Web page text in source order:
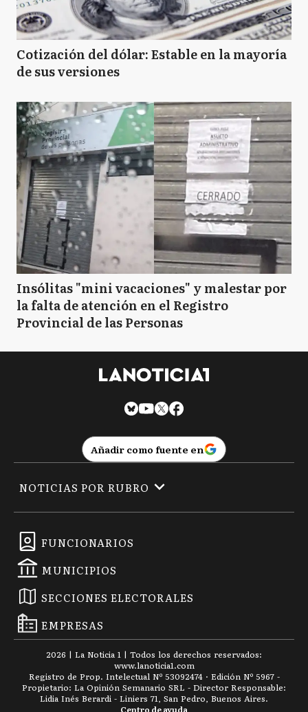
Cotización del dólar: Estable en la mayoría
de sus versiones
Insólitas "mini vacaciones" y malestar por
la falta de atención en el Registro
Provincial de las Personas
Añadir como fuente en
FUNCIONARIOS
MUNICIPIOS
SECCIONES ELECTORALES
EMPRESAS
NOTICIAS POR RUBRO
2026 | La Noticia 1 | Todos los derechos reservados:
www.lanoticia1.com
Registro de Prop. Intelectual Nº 53092474 · Edición Nº 5967 -
Propietario: La Opinión Semanario SRL - Director Responsable:
Lidia Inés Berardi - Liniers 71, San Pedro, Buenos Aires.
Centro de ayuda